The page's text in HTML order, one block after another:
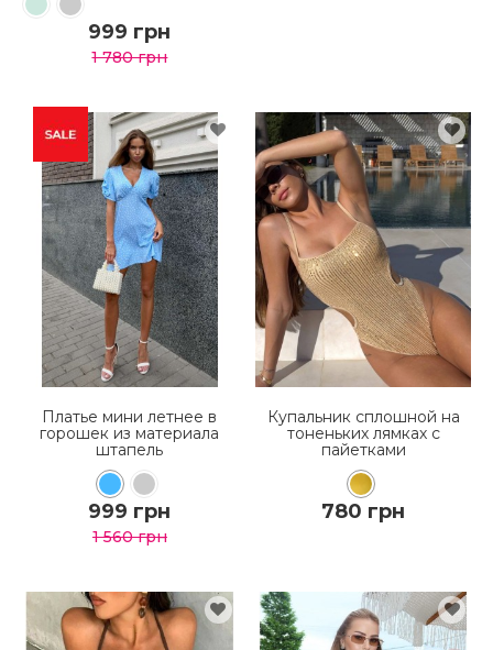
КУПИТЬ
ПОДРОБНЕЕ
999 грн
1 780 грн
КУПИТЬ
ПОДРОБНЕЕ
КУПИТЬ
Платье мини летнее в
горошек из материала
штапель
999 грн
1 560 грн
КУПИТЬ
Купальник сплошной на
тоненьких лямках с
пайетками
780 грн